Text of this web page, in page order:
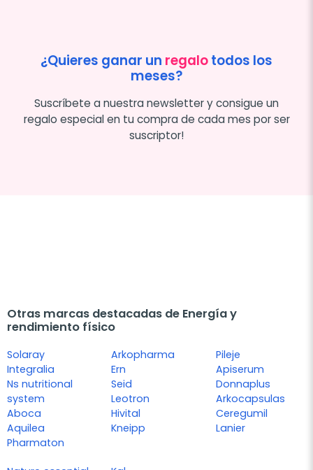
¿Quieres ganar un regalotodos los
meses?
Suscríbete a nuestra newsletter y consigue un
regalo especial en tu compra de cada mes por ser
suscriptor!
Otras marcas destacadas de Energía y
rendimiento físico
Solaray
Integralia
Ns nutritional
system
Aboca
Aquilea
Pharmaton
Arkopharma
Ern
Seid
Leotron
Hivital
Kneipp
Pileje
Apiserum
Donnaplus
Arkocapsulas
Ceregumil
Lanier